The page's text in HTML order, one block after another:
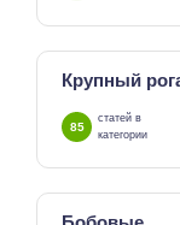
Крупный
85
статей в
категории